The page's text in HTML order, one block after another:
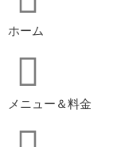
ホーム
メニュー＆料金